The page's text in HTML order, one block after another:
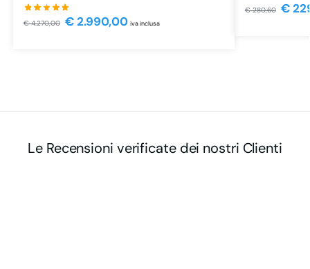
€4.270,00 €2.990,00 iva inclusa
€280,60 €
Le Recensioni verificate dei nostri Clienti